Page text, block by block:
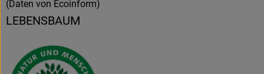
(Daten von Ecoinform)
LEBENSBAUM